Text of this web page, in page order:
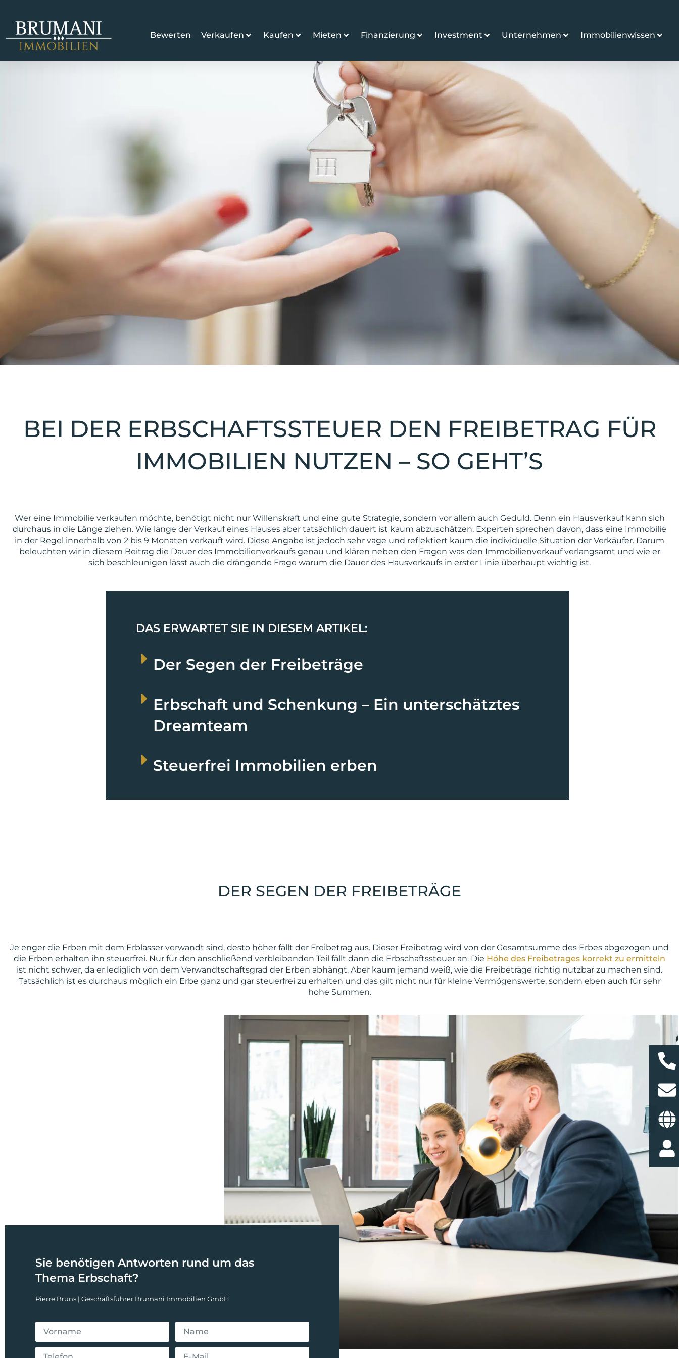
Bewerten Verkaufen Kaufen Mieten Finanzierung Investment Unternehmen Immobilienwissen
BEI DER ERBSCHAFTSSTEUER DEN FREIBETRAG FÜR
IMMOBILIEN NUTZEN – SO GEHT’S
Wer eine Immobilie verkaufen möchte, benötigt nicht nur Willenskraft und eine gute Strategie, sondern vor allem auch Geduld. Denn ein Hausverkauf kann sich
durchaus in die Länge ziehen. Wie lange der Verkauf eines Hauses aber tatsächlich dauert ist kaum abzuschätzen. Experten sprechen davon, dass eine Immobilie
in der Regel innerhalb von 2 bis 9 Monaten verkauft wird. Diese Angabe ist jedoch sehr vage und reflektiert kaum die individuelle Situation der Verkäufer. Darum
beleuchten wir in diesem Beitrag die Dauer des Immobilienverkaufs genau und klären neben den Fragen was den Immobilienverkauf verlangsamt und wie er
sich beschleunigen lässt auch die drängende Frage warum die Dauer des Hausverkaufs in erster Linie überhaupt wichtig ist.
DAS ERWARTET SIE IN DIESEM ARTIKEL:
Der Segen der Freibeträge
Erbschaft und Schenkung – Ein unterschätztes
Dreamteam
Steuerfrei Immobilien erben
DER SEGEN DER FREIBETRÄGE
Je enger die Erben mit dem Erblasser verwandt sind, desto höher fällt der Freibetrag aus. Dieser Freibetrag wird von der Gesamtsumme des Erbes abgezogen und
die Erben erhalten ihn steuerfrei. Nur für den anschließend verbleibenden Teil fällt dann die Erbschaftssteuer an. Die Höhe des Freibetrages korrekt zu ermitteln
ist nicht schwer, da er lediglich von dem Verwandtschaftsgrad der Erben abhängt. Aber kaum jemand weiß, wie die Freibeträge richtig nutzbar zu machen sind.
Tatsächlich ist es durchaus möglich ein Erbe ganz und gar steuerfrei zu erhalten und das gilt nicht nur für kleine Vermögenswerte, sondern eben auch für sehr
hohe Summen.
Sie benötigen Antworten rund um das
Thema Erbschaft?
Pierre Bruns | Geschäftsführer Brumani Immobilien GmbH